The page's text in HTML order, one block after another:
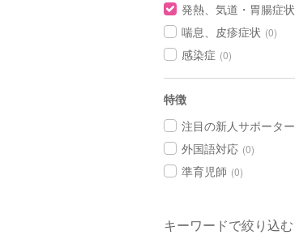
発熱、気道・胃腸症状
喘息、皮疹症状 (0)
感染症 (0)
特徴
注目の新人サポーター
外国語対応 (0)
準育児師 (0)
キーワードで絞り込む